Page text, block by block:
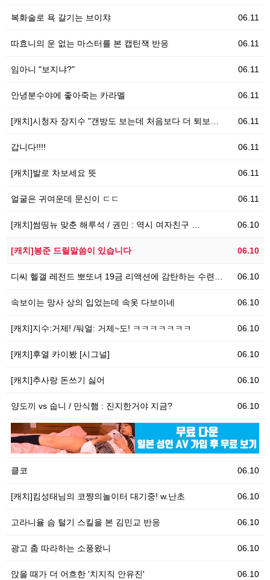
06.11
복화술로 욕 갈기는 브이챠
06.11
따효니의 운 없는 마스터를 본 캡틴잭 반응
06.11
임아니 "보지냐?"
06.11
안녕분수야에 좋아죽는 카라멜
06.11
[캐치]시청자 장지수 "갠방도 보는데 처음보다 더 퇴보…
06.11
갑니다!!!!
06.11
[캐치]발로 차보세요 뜻
06.11
얼굴은 귀여운데 문신이 ㄷㄷ
06.10
[캐치]썸띵뉴 맞춘 해루석 / 권민 : 역시 여자친구 …
06.10
[캐치]봉준 드릴말씀이 있습니다
06.10
디씨 헬갤 레전드 뽀또녀 19금 리액션에 감탄하는 수련…
06.10
속보이는 망사 상의 입었는데 속옷 다보이네
06.10
[캐치]지수:거제! /둬얼: 거제~도! ㅋㅋㅋㅋㅋㅋㅋ
06.10
[캐치]후열 카이봤 [시그널]
06.10
[캐치]추사랑 돈쓰기 싫어
06.10
양도끼 vs 숩니 / 만식햄 : 진지한거야 지금?
06.10
클코
06.10
[캐치]킴성태님의 코쨩의놀이터 대기중! w.난초
06.10
고라니율 슴 털기 스킬을 본 김민교 반응
06.10
광고 춤 따라하는 소풍왔니
06.10
앉을 때가 더 어흐한 '치지직 안유진'